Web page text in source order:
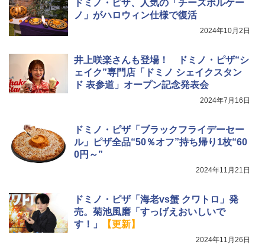
5
【公式】ブタメン とんこつ味 35g×15個
麺 小腹 インスタント アウトドアにも ロ
ーリングストック 大人買い おやつカン
パニー
4
TOSHIBA(東芝) スチームオーブンレン
ジ 石窯ドーム ER-D80A(K) ブラック 25
お手入れ 小型 新生活 一人暮らし 二人暮
らし ファミリー
￥34,266
5
シャープ ウォーターオーブン ヘルシオ
AX-XJ1-B ブラック 30L 2段調理 コンベ
クション トースト機能
ドミノ・ピザ、人気の「チーズボルケー
ノ」がハロウィン仕様で復活
2024年10月2日
井上咲楽さんも登場！ ドミノ・ピザ“シ
ェイク”専門店「ドミノ シェイクスタン
ド 表参道」オープン記念発表会
2024年7月16日
ドミノ・ピザ「ブラックフライデーセー
ル」ピザ全品“50％オフ”持ち帰り1枚“60
0円～”
2024年11月21日
ドミノ・ピザ「海老vs蟹 クワトロ」発
売。菊池風磨「すっげえおいしいで
す！」
【更新】
2024年11月26日